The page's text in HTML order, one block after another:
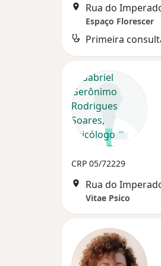
Rua do
Espaço Florescer
CRP 05/72229
Rua do
Vitae Psico